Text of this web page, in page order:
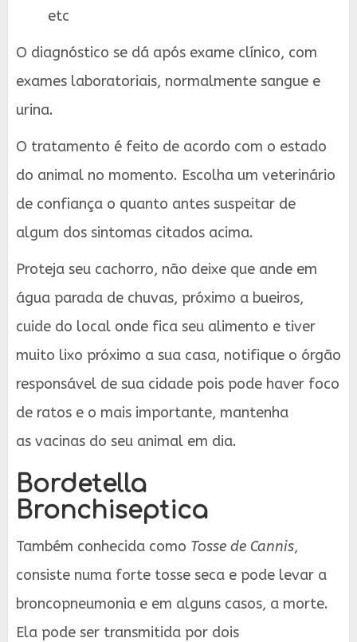
etc
O diagnóstico se dá após exame clínico, com
exames laboratoriais, normalmente sangue e
urina.
O tratamento é feito de acordo com o estado
do animal no momento. Escolha um veterinário
de confiança o quanto antes suspeitar de
algum dos sintomas citados acima.
Proteja seu cachorro, não deixe que ande em
água parada de chuvas, próximo a bueiros,
cuide do local onde fica seu alimento e tiver
muito lixo próximo a sua casa, notifique o órgão
responsável de sua cidade pois pode haver foco
de ratos e o mais importante, mantenha
as vacinas do seu animal em dia.
Bordetella
Bronchiseptica
Também conhecida como Tosse de Cannis,
consiste numa forte tosse seca e pode levar a
broncopneumonia e em alguns casos, a morte.
Ela pode ser transmitida por dois